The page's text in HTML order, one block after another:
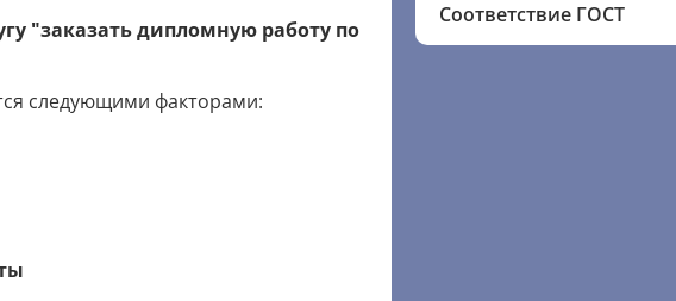
"заказать дипломную работу по
следующими факторами:
Соответствие ГОСТ